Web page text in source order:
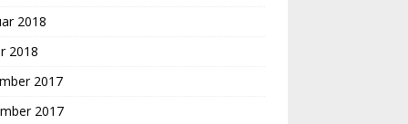
2018
2018
2017
2017